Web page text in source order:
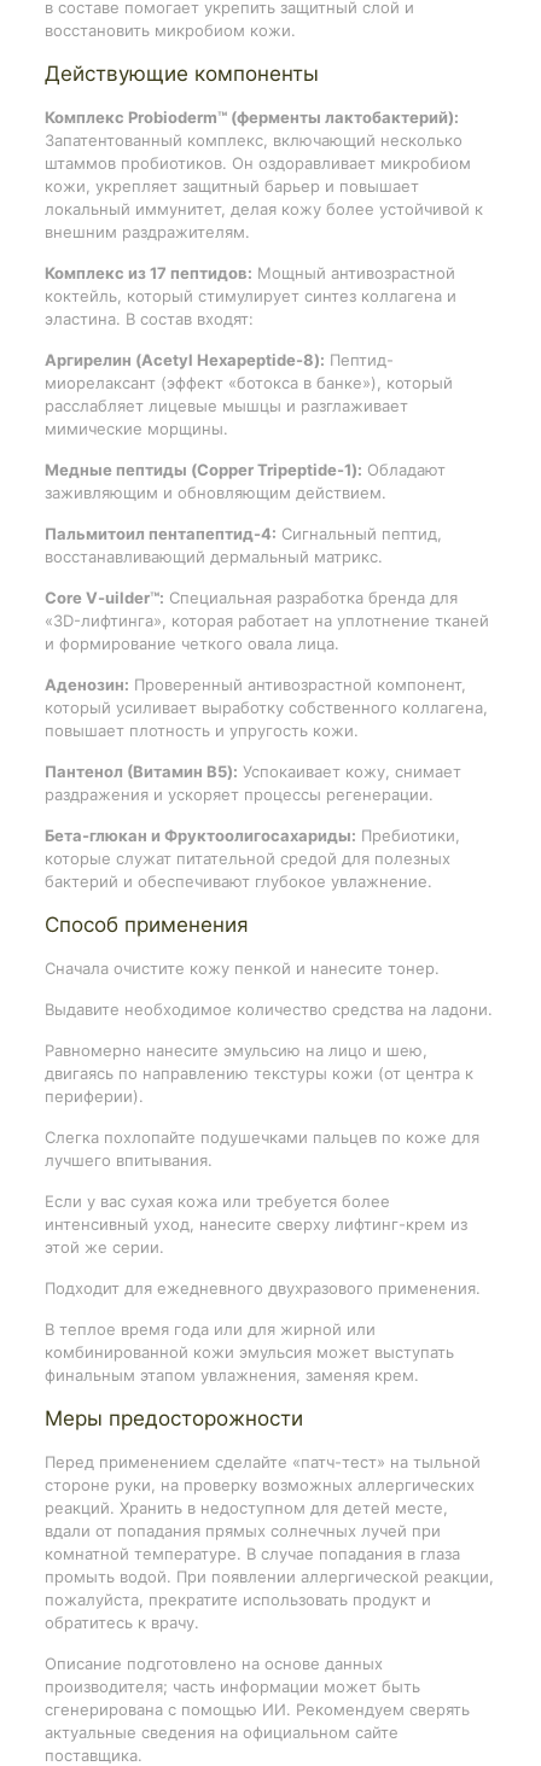
в составе помогает укрепить защитный слой и
восстановить микробиом кожи.
Действующие компоненты
Комплекс Probioderm™ (ферменты лактобактерий):
Запатентованный комплекс, включающий несколько
штаммов пробиотиков. Он оздоравливает микробиом
кожи, укрепляет защитный барьер и повышает
локальный иммунитет, делая кожу более устойчивой к
внешним раздражителям.
Комплекс из 17 пептидов: Мощный антивозрастной
коктейль, который стимулирует синтез коллагена и
эластина. В состав входят:
Аргирелин (Acetyl Hexapeptide-8): Пептид-
миорелаксант (эффект «ботокса в банке»), который
расслабляет лицевые мышцы и разглаживает
мимические морщины.
Медные пептиды (Copper Tripeptide-1): Обладают
заживляющим и обновляющим действием.
Пальмитоил пентапептид-4: Сигнальный пептид,
восстанавливающий дермальный матрикс.
Core V-uilder™: Специальная разработка бренда для
«3D-лифтинга», которая работает на уплотнение тканей
и формирование четкого овала лица.
Аденозин: Проверенный антивозрастной компонент,
который усиливает выработку собственного коллагена,
повышает плотность и упругость кожи.
Пантенол (Витамин B5): Успокаивает кожу, снимает
раздражения и ускоряет процессы регенерации.
Бета-глюкан и Фруктоолигосахариды: Пребиотики,
которые служат питательной средой для полезных
бактерий и обеспечивают глубокое увлажнение.
Способ применения
Сначала очистите кожу пенкой и нанесите тонер.
Выдавите необходимое количество средства на ладони.
Равномерно нанесите эмульсию на лицо и шею,
двигаясь по направлению текстуры кожи (от центра к
периферии).
Слегка похлопайте подушечками пальцев по коже для
лучшего впитывания.
Если у вас сухая кожа или требуется более
интенсивный уход, нанесите сверху лифтинг-крем из
этой же серии.
Подходит для ежедневного двухразового применения.
В теплое время года или для жирной или
комбинированной кожи эмульсия может выступать
финальным этапом увлажнения, заменяя крем.
Меры предосторожности
Перед применением сделайте «патч-тест» на тыльной
стороне руки, на проверку возможных аллергических
реакций. Хранить в недоступном для детей месте,
вдали от попадания прямых солнечных лучей при
комнатной температуре. В случае попадания в глаза
промыть водой. При появлении аллергической реакции,
пожалуйста, прекратите использовать продукт и
обратитесь к врачу.
Описание подготовлено на основе данных
производителя; часть информации может быть
сгенерирована с помощью ИИ. Рекомендуем сверять
актуальные сведения на официальном сайте
поставщика.